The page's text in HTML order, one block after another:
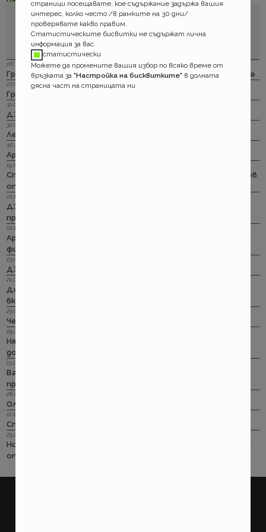
06.12.2023 г.
Групама: Ски и сноуборд безплатно при пътуване в чужбина
27.04.2023 г.
Групама: За каското
31.03.2023 г.
ДЗИ: Отличници в ликвидацията по каско
31.03.2023 г.
Лев Инс: Още месец на промоция по каско
30.11.2022 г.
Армеец: И асистанс за България по каско
15.11.2022 г.
Стикерът по гражданска отговорност с впечатляващ нов
опит да влезе в историята
01.11.2022 г.
ДЗИ: Стрийминг застраховката за злополука на промоция
през ноември
01.11.2022 г.
Армеец: Имуществото на лимит на промоция. Това за
фирмите също
23.09.2022 г.
ДЗИ: Ами няма такова каско!
21.09.2022 г.
Дженерали: Критични болести по злополука и заболяване,
включително и при задължителната трудова.
25.08.2022 г.
Черно бялото ще е новото зелено и у нас. Дали?
29.12.2018 г.
Няма да работим на 31-ви. Весело посрещане на една по -
добра година.
13.08.2018 г.
Важно! Вашата полица в Олимпик трябва да бъде
прекратена на 17.08.2018г
26.07.2018 г.
Олимпик са вече без лиценз
11.05.2018 г.
Спираме Олимпик
25.01.2018 г.
Нова вълна на чувствително поскъпване на ГО-то тръгва
от следващата седмица
страници посещавате, кое съдържание задържа вашия
интерес, колко често /в рамките на 30 дни/
проверявате какво правим.
Статистическите бисвитки не съдържат лична
информация за вас.
статистически
Можете да промените вашия избор по всяко време от
връзката за "Настройка на бисквитките" в долната
дясна част на страницата ни